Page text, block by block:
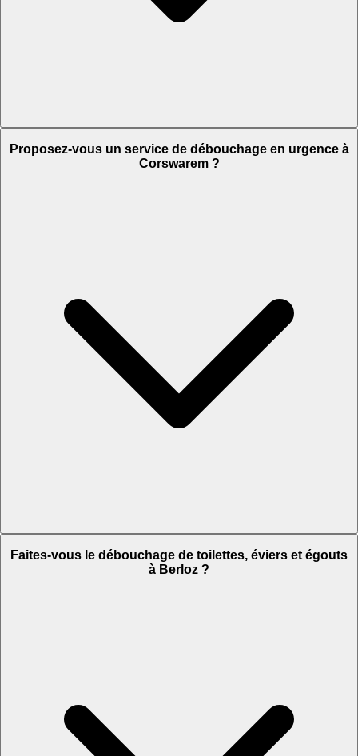
Proposez-vous un service de débouchage en urgence à
Corswarem ?
Faites-vous le débouchage de toilettes, éviers et égouts
à Berloz ?